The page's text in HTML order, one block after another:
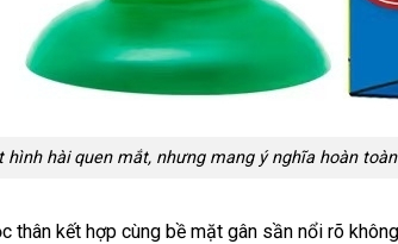
hình hài quen mắt, nhưng mang ý nghĩa hoàn
thân kết hợp cùng bề mặt gân sần nổi rõ